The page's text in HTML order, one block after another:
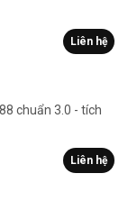
Liên hệ
chuẩn 3.0 - tích
Liên hệ